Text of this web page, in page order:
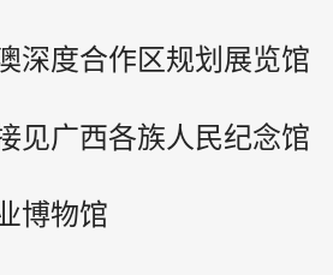
深度合作区规划展览馆
见广西各族人民纪念馆
博物馆